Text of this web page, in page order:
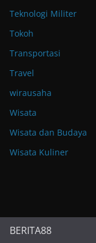
Teknologi Militer
Tokoh
Transportasi
Travel
wirausaha
Wisata
Wisata dan Budaya
Wisata Kuliner
BERITA88